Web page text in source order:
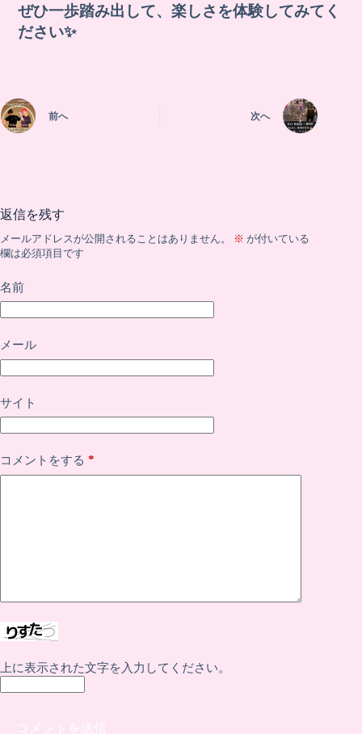
ぜひ一歩踏み出して、楽しさを体験してみてく
ださい✨
前へ 次へ
返信を残す
メールアドレスが公開されることはありません。 ※ が付いている
欄は必須項目です
名前
メール
サイト
コメントをする *
上に表示された文字を入力してください。
コメントを送信